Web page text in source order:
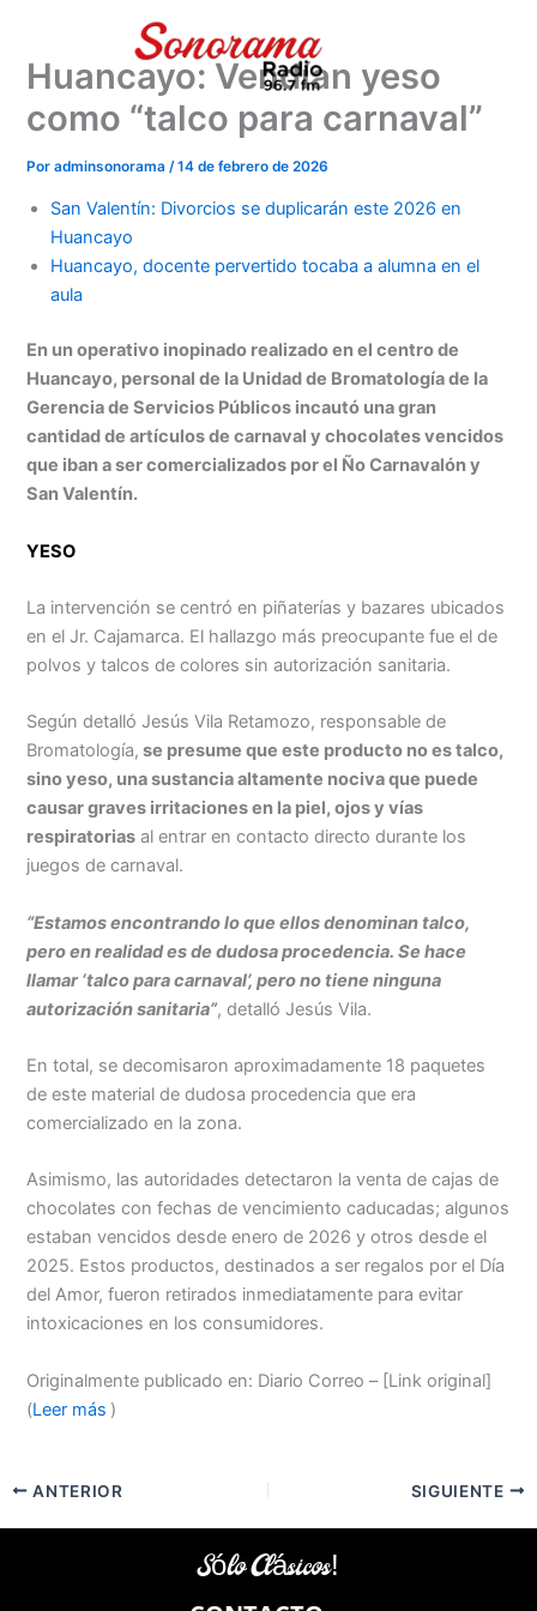
contenido
Menu
Huancayo: Vendían yeso
como “talco para carnaval”
Poradminsonorama/14 de febrero de 2026
San Valentín: Divorcios se duplicarán este 2026 en
Huancayo
Huancayo, docente pervertido tocaba a alumna en el
aula
En un operativo inopinado realizado en el centro de
Huancayo, personal de la Unidad de Bromatología de la
Gerencia de Servicios Públicos incautó una gran
cantidad de artículos de carnaval y chocolates vencidos
que iban a ser comercializados por el Ño Carnavalón y
San Valentín.
YESO
La intervención se centró en piñaterías y bazares ubicados
en el Jr. Cajamarca. El hallazgo más preocupante fue el de
polvos y talcos de colores sin autorización sanitaria.
Según detalló Jesús Vila Retamozo, responsable de
Bromatología, se presume que este producto no es talco,
sino yeso, una sustancia altamente nociva que puede
causar graves irritaciones en la piel, ojos y vías
respiratorias al entrar en contacto directo durante los
juegos de carnaval.
“Estamos encontrando lo que ellos denominan talco,
pero en realidad es de dudosa procedencia. Se hace
llamar ‘talco para carnaval’, pero no tiene ninguna
autorización sanitaria”, detalló Jesús Vila.
En total, se decomisaron aproximadamente 18 paquetes
de este material de dudosa procedencia que era
comercializado en la zona.
Asimismo, las autoridades detectaron la venta de cajas de
chocolates con fechas de vencimiento caducadas; algunos
estaban vencidos desde enero de 2026 y otros desde el
2025. Estos productos, destinados a ser regalos por el Día
del Amor, fueron retirados inmediatamente para evitar
intoxicaciones en los consumidores.
Originalmente publicado en: Diario Correo – [Link original]
(Leer más )
ANTERIOR SIGUIENTE
Sólo Clásicos!